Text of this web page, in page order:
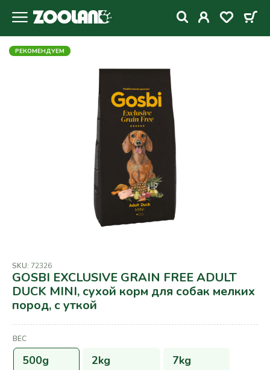
РЕКОМЕНДУЕМ
SKU: 72326
GOSBI EXCLUSIVE GRAIN FREE ADULT
DUCK MINI, сухой корм для собак мелких
пород, с уткой
ВЕС
500g 2kg 7kg